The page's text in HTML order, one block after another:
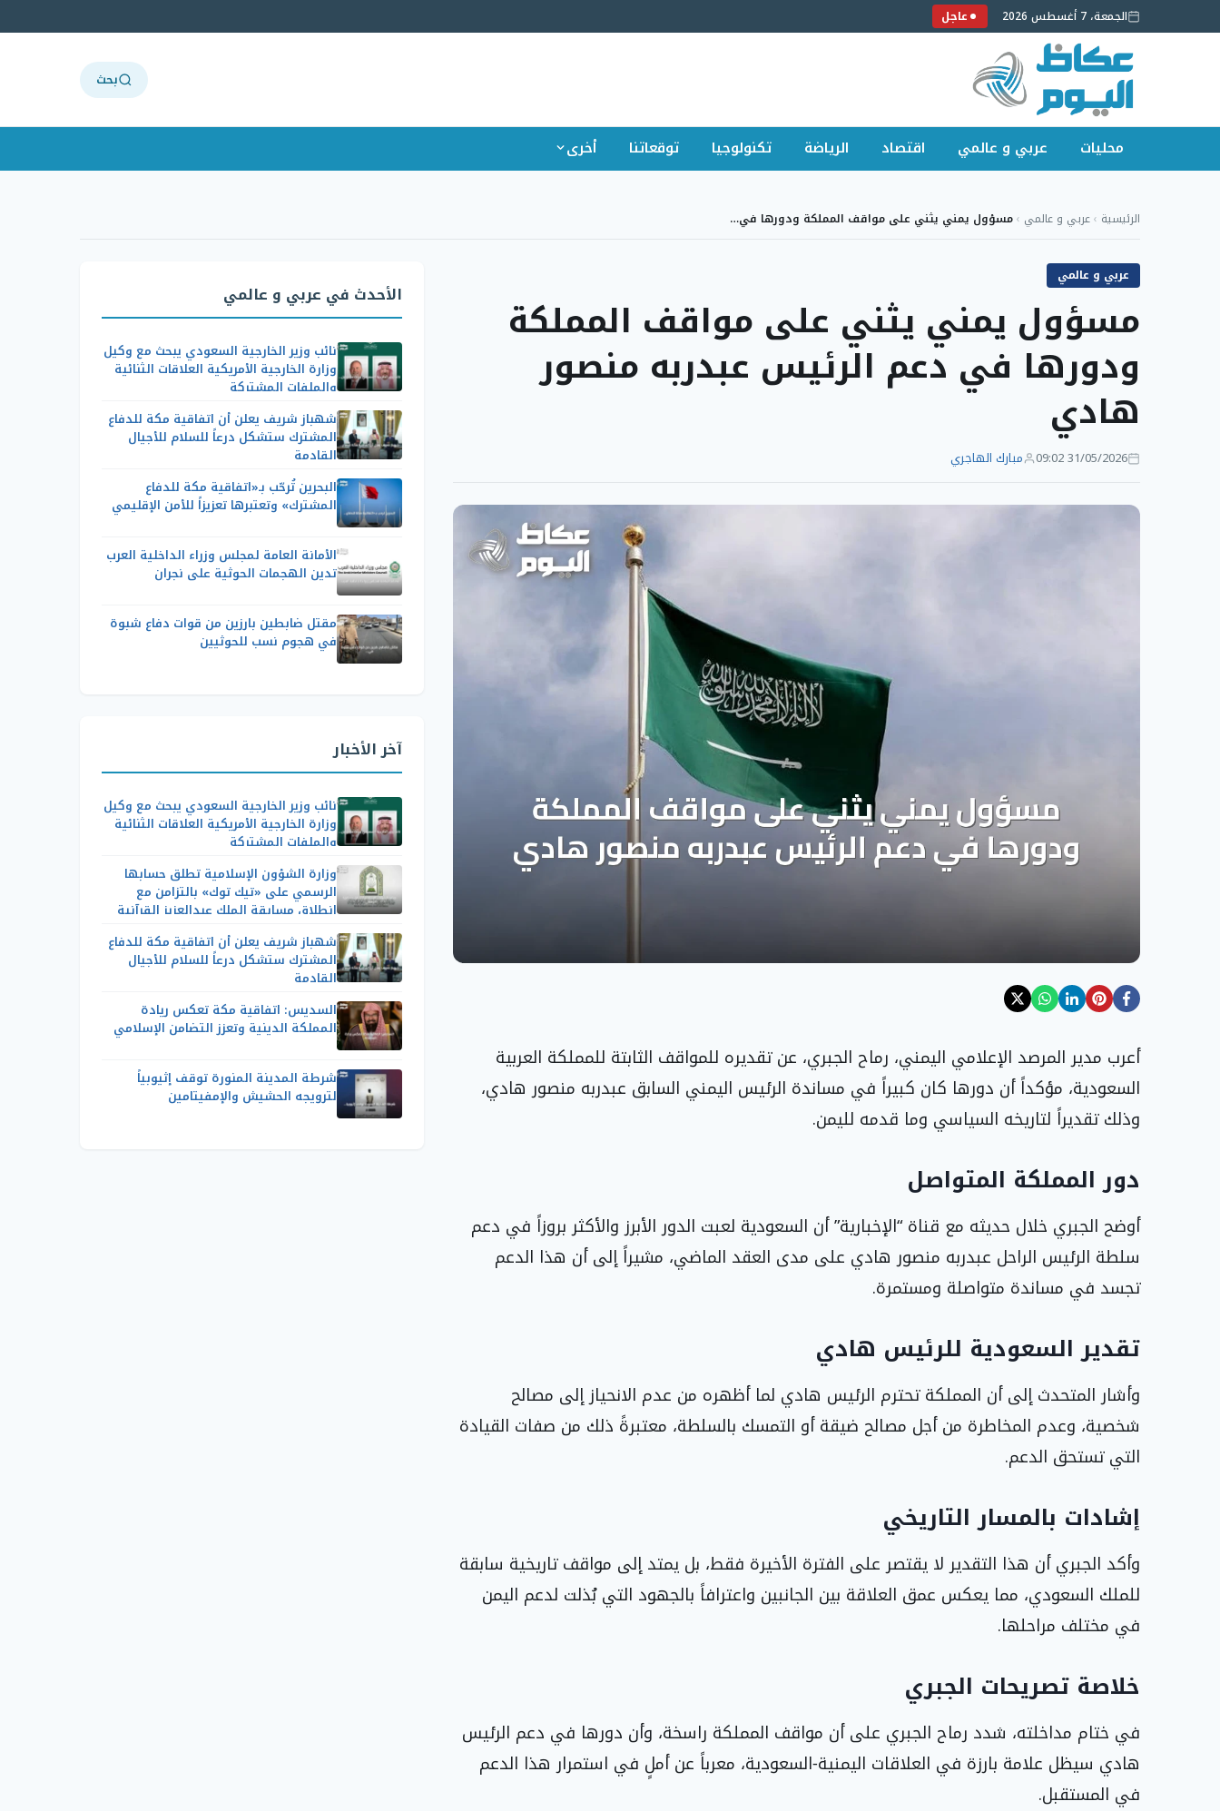
الجمعة، 7 أغسطس 2026 عاجل
بحث
محليات عربي و عالمي اقتصاد الرياضة تكنولوجيا توقعاتنا أخرى
الرئيسية ›عربي و عالمي ›مسؤول يمني يثني على مواقف المملكة ودورها في…
عربي و عالمي
مسؤول يمني يثني على مواقف المملكة
ودورها في دعم الرئيس عبدربه منصور
هادي
31/05/2026 09:02 مبارك الهاجري
أعرب مدير المرصد الإعلامي اليمني، رماح الجبري، عن تقديره للمواقف الثابتة للمملكة العربية
السعودية، مؤكداً أن دورها كان كبيراً في مساندة الرئيس اليمني السابق عبدربه منصور هادي،
وذلك تقديراً لتاريخه السياسي وما قدمه لليمن.
دور المملكة المتواصل
أوضح الجبري خلال حديثه مع قناة “الإخبارية” أن السعودية لعبت الدور الأبرز والأكثر بروزاً في دعم
سلطة الرئيس الراحل عبدربه منصور هادي على مدى العقد الماضي، مشيراً إلى أن هذا الدعم
تجسد في مساندة متواصلة ومستمرة.
تقدير السعودية للرئيس هادي
وأشار المتحدث إلى أن المملكة تحترم الرئيس هادي لما أظهره من عدم الانحياز إلى مصالح
شخصية، وعدم المخاطرة من أجل مصالح ضيقة أو التمسك بالسلطة، معتبرةً ذلك من صفات القيادة
التي تستحق الدعم.
إشادات بالمسار التاريخي
وأكد الجبري أن هذا التقدير لا يقتصر على الفترة الأخيرة فقط، بل يمتد إلى مواقف تاريخية سابقة
للملك السعودي، مما يعكس عمق العلاقة بين الجانبين واعترافاً بالجهود التي بُذلت لدعم اليمن
في مختلف مراحلها.
خلاصة تصريحات الجبري
في ختام مداخلته، شدد رماح الجبري على أن مواقف المملكة راسخة، وأن دورها في دعم الرئيس
هادي سيظل علامة بارزة في العلاقات اليمنية‑السعودية، معرباً عن أملٍ في استمرار هذا الدعم
في المستقبل.
الأحدث في عربي و عالمي
نائب وزير الخارجية السعودي يبحث مع وكيل
وزارة الخارجية الأمريكية العلاقات الثنائية
والملفات المشتركة
شهباز شريف يعلن أن اتفاقية مكة للدفاع
المشترك ستشكل درعاً للسلام للأجيال
القادمة
البحرين تُرحّب بـ«اتفاقية مكة للدفاع
المشترك» وتعتبرها تعزيزاً للأمن الإقليمي
الأمانة العامة لمجلس وزراء الداخلية العرب
تدين الهجمات الحوثية على نجران
مقتل ضابطين بارزين من قوات دفاع شبوة
في هجوم نسب للحوثيين
آخر الأخبار
نائب وزير الخارجية السعودي يبحث مع وكيل
وزارة الخارجية الأمريكية العلاقات الثنائية
والملفات المشتركة
وزارة الشؤون الإسلامية تطلق حسابها
الرسمي على «تيك توك» بالتزامن مع
انطلاق مسابقة الملك عبدالعزيز القرآنية
شهباز شريف يعلن أن اتفاقية مكة للدفاع
المشترك ستشكل درعاً للسلام للأجيال
القادمة
السديس: اتفاقية مكة تعكس ريادة
المملكة الدينية وتعزز التضامن الإسلامي
شرطة المدينة المنورة توقف إثيوبياً
لترويجه الحشيش والإمفيتامين